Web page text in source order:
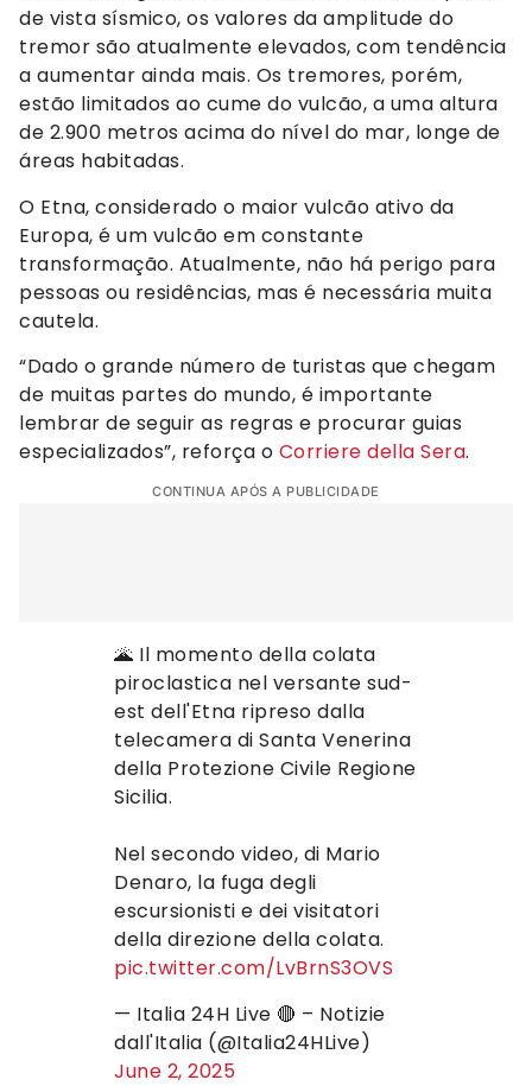
de vista sísmico, os valores da amplitude do
tremor são atualmente elevados, com tendência
a aumentar ainda mais. Os tremores, porém,
estão limitados ao cume do vulcão, a uma altura
de 2.900 metros acima do nível do mar, longe de
áreas habitadas.
O Etna, considerado o maior vulcão ativo da
Europa, é um vulcão em constante
transformação. Atualmente, não há perigo para
pessoas ou residências, mas é necessária muita
cautela.
“Dado o grande número de turistas que chegam
de muitas partes do mundo, é importante
lembrar de seguir as regras e procurar guias
especializados”, reforça o Corriere della Sera.
CONTINUA APÓS A PUBLICIDADE
🌋 Il momento della colata
piroclastica nel versante sud-
est dell'Etna ripreso dalla
telecamera di Santa Venerina
della Protezione Civile Regione
Sicilia.
Nel secondo video, di Mario
Denaro, la fuga degli
escursionisti e dei visitatori
della direzione della colata.
pic.twitter.com/LvBrnS3OVS
— Italia 24H Live 🔴 – Notizie
dall'Italia (@Italia24HLive)
June 2, 2025